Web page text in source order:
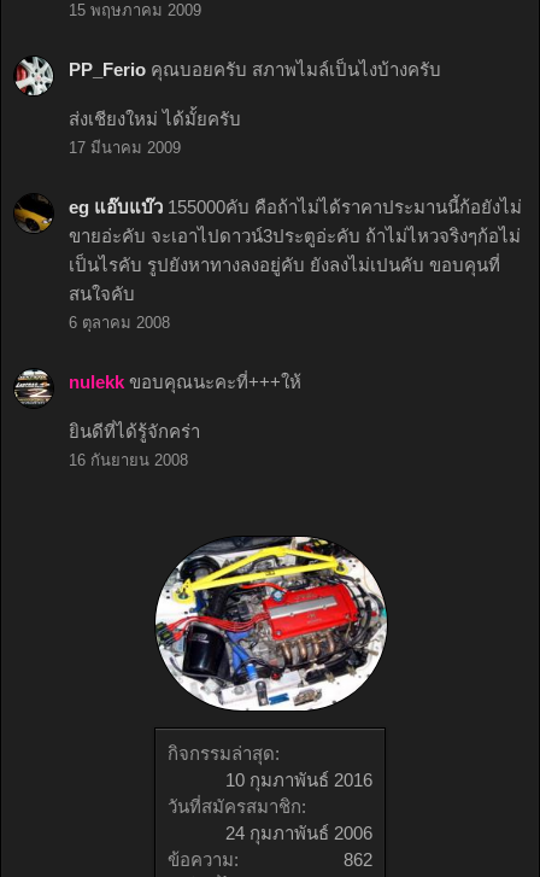
กิจกรรมล่าสุด:
10 กุมภาพันธ์ 2016
วันที่สมัครสมาชิก:
24 กุมภาพันธ์ 2006
ข้อความ:
862
15 พฤษภาคม 2009
PP_Ferio คุณบอยครับ สภาพไมล์เป็นไงบ้างครับ
ส่งเชียงใหม่ ได้มั้ยครับ
17 มีนาคม 2009
eg แอ๊บแบ๊ว 155000คับ คือถ้าไม่ได้ราคาประมานนี้ก้อยังไม่
ขายอ่ะคับ จะเอาไปดาวน์3ประตูอ่ะคับ ถ้าไม่ไหวจริงๆก้อไม่
เป็นไรคับ รูปยังหาทางลงอยู่คับ ยังลงไม่เปนคับ ขอบคุนที่
สนใจคับ
6 ตุลาคม 2008
nulekk ขอบคุณนะคะที่+++ให้
ยินดีที่ได้รู้จักคร่า
16 กันยายน 2008